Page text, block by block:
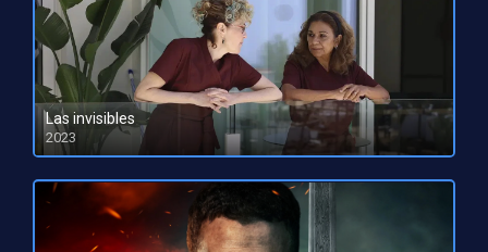
Las invisibles
2023
HD 1080pHD 720p